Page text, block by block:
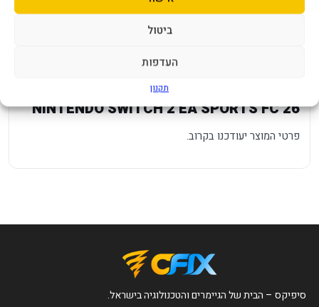
ביטול
העדפות
תקנון
מפרט טכני
NINTENDO SWITCH 2 EA SPORTS FC 26
פרטי המוצר יעודכנו בקרוב.
סיפיקס – הבית של הגיימרים והטכנולוגיה בישראל.